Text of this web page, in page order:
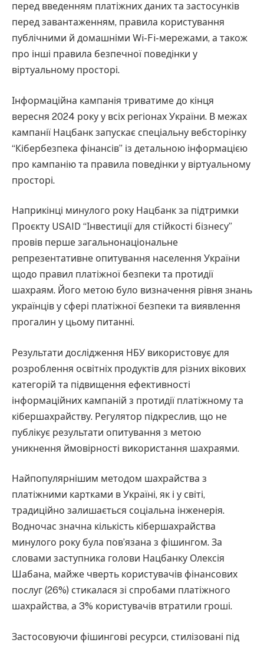
перед введенням платіжних даних та застосунків
перед завантаженням, правила користування
публічними й домашніми Wi-Fi-мережами, а також
про інші правила безпечної поведінки у
віртуальному просторі.
Інформаційна кампанія триватиме до кінця
вересня 2024 року у всіх регіонах України. В межах
кампанії Нацбанк запускає спеціальну вебсторінку
“Кібербезпека фінансів” із детальною інформацією
про кампанію та правила поведінки у віртуальному
просторі.
Наприкінці минулого року Нацбанк за підтримки
Проєкту USAID “Інвестиції для стійкості бізнесу”
провів перше загальнонаціональне
репрезентативне опитування населення України
щодо правил платіжної безпеки та протидії
шахраям. Його метою було визначення рівня знань
українців у сфері платіжної безпеки та виявлення
прогалин у цьому питанні.
Результати дослідження НБУ використовує для
розроблення освітніх продуктів для різних вікових
категорій та підвищення ефективності
інформаційних кампаній з протидії платіжному та
кібершахрайству. Регулятор підкреслив, що не
публікує результати опитування з метою
уникнення ймовірності використання шахраями.
Найпопулярнішим методом шахрайства з
платіжними картками в Україні, як і у світі,
традиційно залишається соціальна інженерія.
Водночас значна кількість кібершахрайства
минулого року була пов’язана з фішингом. За
словами заступника голови Нацбанку Олексія
Шабана, майже чверть користувачів фінансових
послуг (26%) стикалася зі спробами платіжного
шахрайства, а 3% користувачів втратили гроші.
Застосовуючи фішингові ресурси, стилізовані під